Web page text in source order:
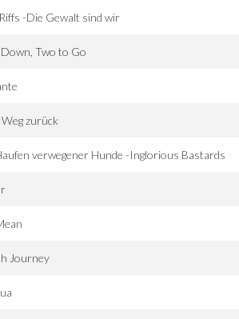
-Die Gewalt sind wir
Two to Go
zurück
verwegener Hunde -Inglorious Bastards
Journey